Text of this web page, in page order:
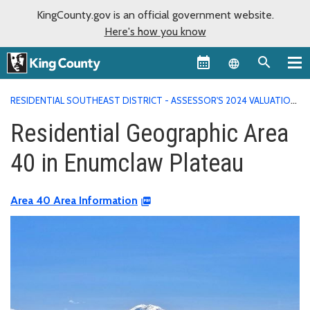
KingCounty.gov is an official government website.
Here's how you know
Language
RESIDENTIAL SOUTHEAST DISTRICT - ASSESSOR'S 2024 VALUATION
ENUMCLAW PLATEAU
Residential Geographic Area
40 in Enumclaw Plateau
Area 40 Area Information